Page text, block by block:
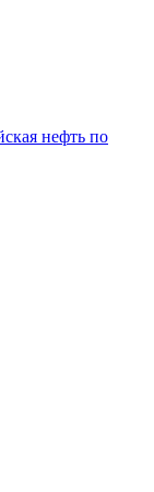
нефть по